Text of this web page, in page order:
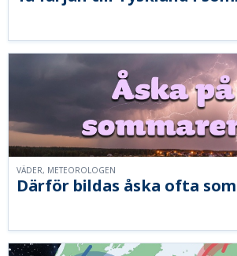
Därför bildas åska ofta
VÄDER, METEOROLOGEN